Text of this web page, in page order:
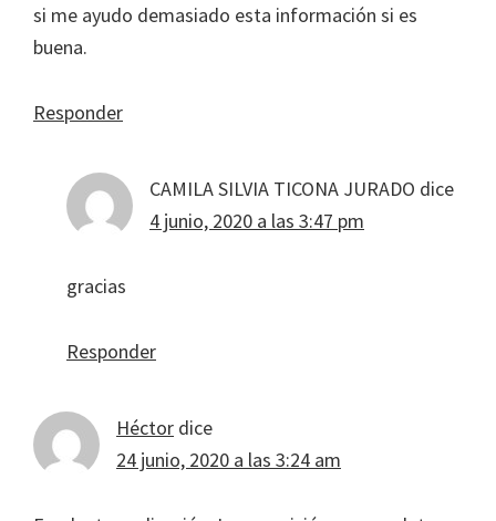
si me ayudo demasiado esta información si es
buena.
Responder
CAMILA SILVIA TICONA JURADO dice
4 junio, 2020 a las 3:47 pm
gracias
Responder
Héctor dice
24 junio, 2020 a las 3:24 am